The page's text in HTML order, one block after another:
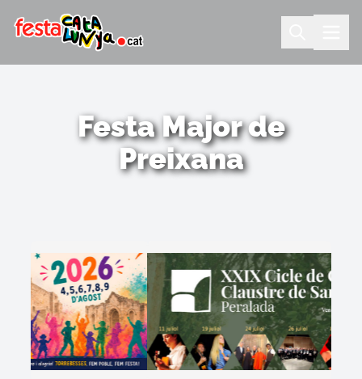
Festa Major de
Preixana